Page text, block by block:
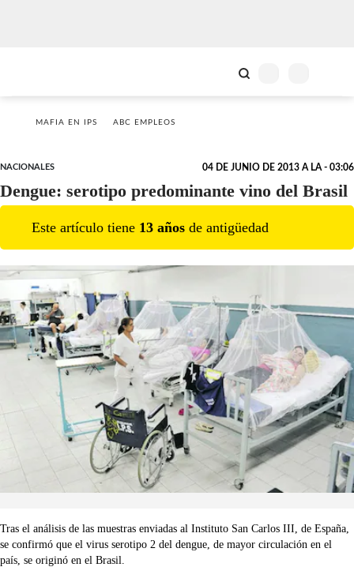
MAFIA EN IPS ABC EMPLEOS
NACIONALES 04 DE JUNIO DE 2013 A LA - 03:06
Dengue: serotipo predominante vino del Brasil
Este artículo tiene 13 años de antigüedad
Tras el análisis de las muestras enviadas al Instituto San Carlos III, de España,
se confirmó que el virus serotipo 2 del dengue, de mayor circulación en el
país, se originó en el Brasil.